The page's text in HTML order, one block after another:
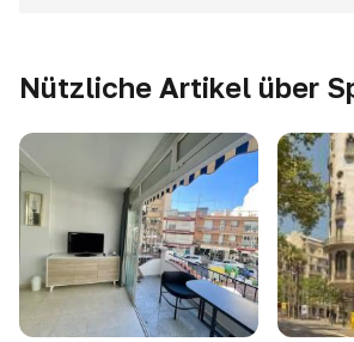
Nützliche Artikel über